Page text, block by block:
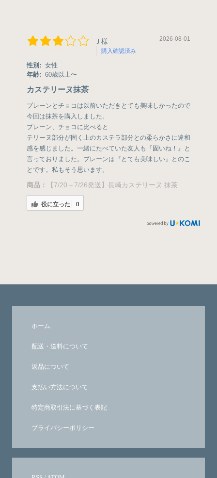
Ｊ様
購入確認済み
2026-08-01
性別: 女性
年齢: 60歳以上〜
カステリーヌ抹茶
プレーンとチョコは以前いただきとても美味しかったので
今回は抹茶を購入しました。
プレーン、チョコに比べると
テリーヌ部分が固く上のカステラ部分との柔らかさに違和
感を感じました。一緒にたべていた友人も『固いね！』と
言っておりました。プレーンは『とても美味しい』とのこ
とです。私もそう思います。
商品： 【7/20～7/26発送】長崎カステリーヌ 抹茶
役に立った 0
ホーム
配送・送料について
返品について
支払い方法について
特定商取引法に基づく表記
プライバシーポリシー